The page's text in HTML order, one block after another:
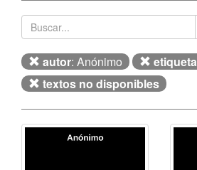
autor: Anónimo etiqueta
textos no disponibles